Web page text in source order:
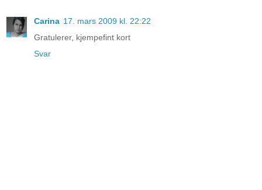
Carina 17. mars 2009 kl. 22:22
Gratulerer, kjempefint kort
Svar